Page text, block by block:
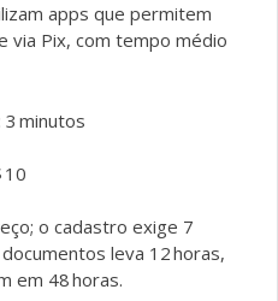
apps que permitem
via Pix, com tempo médio
minutos
10
o cadastro exige 7
leva 12 horas,
em 48 horas.